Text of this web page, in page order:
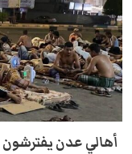
أهالي عدن يفترشون